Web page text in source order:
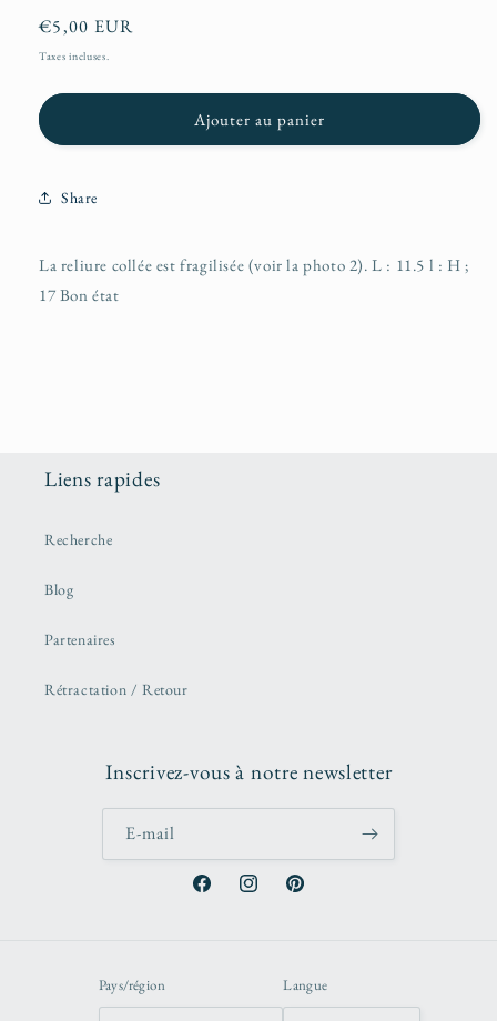
Prix
habituel
€5,00 EUR
Taxes incluses.
Ajouter au panier
Share
La reliure collée est fragilisée (voir la photo 2). L : 11.5 l : H ;
17 Bon état
Liens rapides
Recherche
Blog
Partenaires
Rétractation / Retour
Inscrivez-vous à notre newsletter
E-mail
FacebookInstagramPinterest
Pays/région Langue